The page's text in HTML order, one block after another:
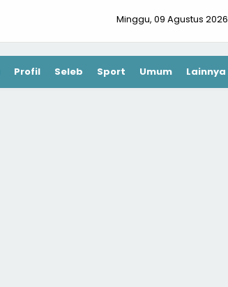
Minggu, 09 Agustus 2026
Profil Seleb Sport Umum Lainnya